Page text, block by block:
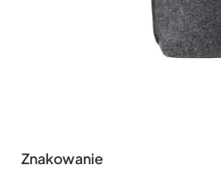
Znakowanie